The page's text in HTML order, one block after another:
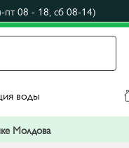
пт 08 - 18, сб 08-14)
воды
Молдова